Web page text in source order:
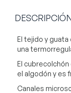
El tejido y
una
El
el algodón y es
Canales